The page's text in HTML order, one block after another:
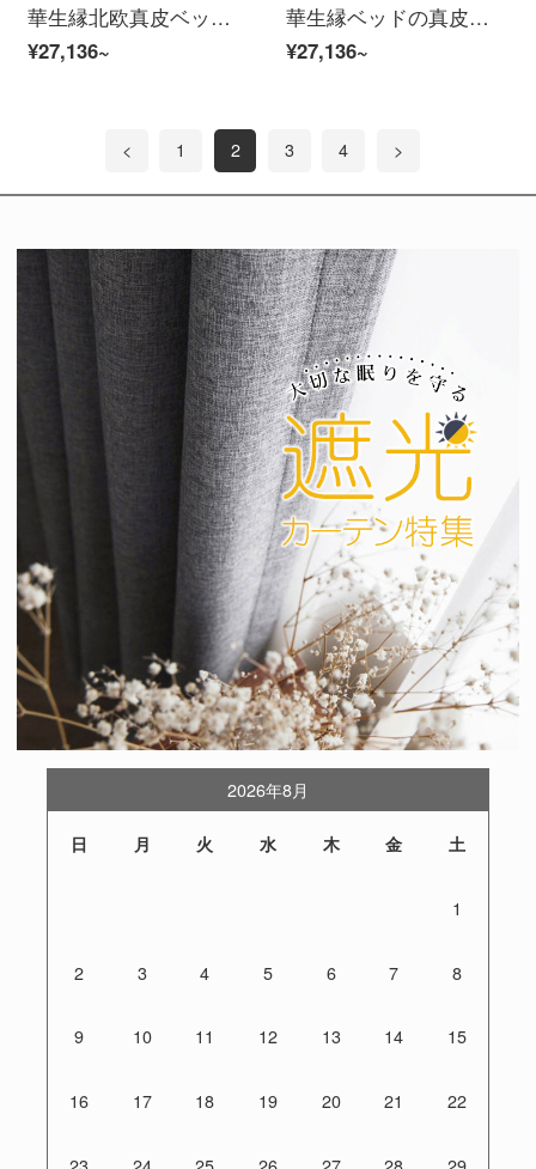
華生縁北欧真皮ベッドのメインベッドは現代簡単結婚ベッドの1.5 m/1.8 mダブルベッドの軽い桐寝室の皮のベッド家具セット1.5 mフレームのシングルベッド+マットレス*2+5 Dラテックスマットレス
¥27,136~
華生縁ベッドの真皮ベッドは現代では軽奢で高級なベッドです。赤のダブルベッドは1.8メートル北欧のシンプルなヘッド層の牛皮の寝床は軟らかくて結婚式のベッドを包んでいます。
¥27,136~
< 1 2 3 4 >
2026年8月
日 月 火 水 木 金 土
1
2 3 4 5 6 7 8
9 10 11 12 13 14 15
16 17 18 19 20 21 22